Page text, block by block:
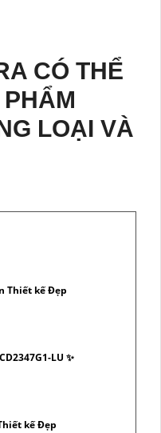
CÓ THỂ
LOẠI VÀ
Thiết kế Đẹp
LU ✨
kế Đẹp